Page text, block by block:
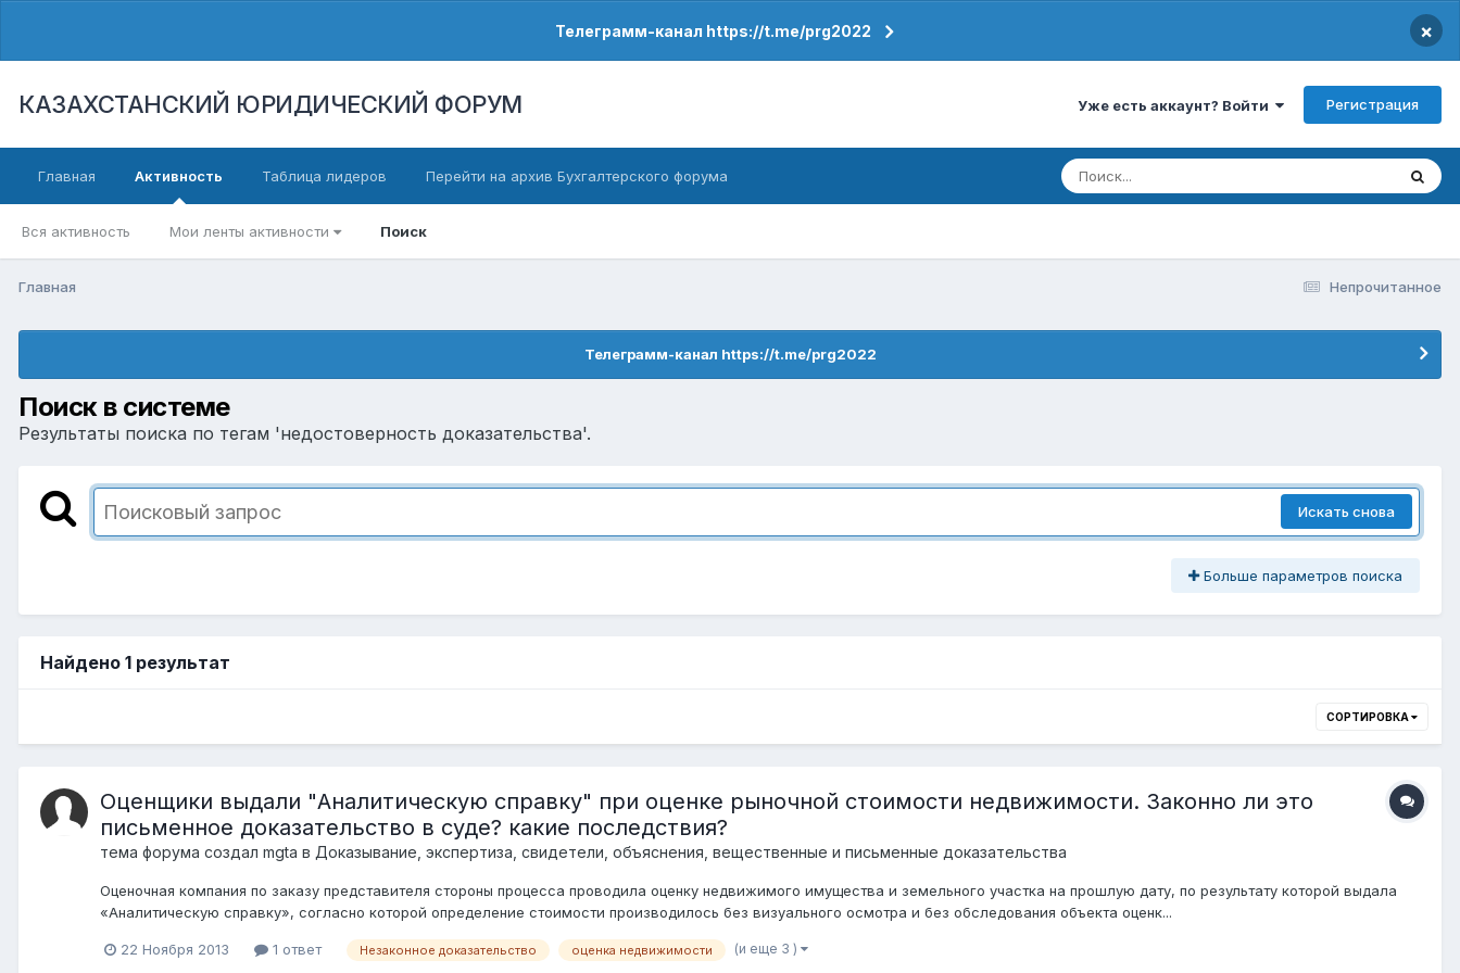
Телеграмм-канал https://t.me/prg2022 ×
КАЗАХСТАНСКИЙ ЮРИДИЧЕСКИЙ ФОРУМ Уже есть аккаунт? Войти Регистрация
Главная Активность
Вся активность Мои ленты активности Поиск
Таблица лидеров Перейти на архив Бухгалтерского форума
Непрочитанное
Главная
Телеграмм-канал https://t.me/prg2022
Поиск в системе
Результаты поиска по тегам 'недостоверность доказательства'.
Искать снова
Больше параметров поиска
Найдено 1 результат
СОРТИРОВКА
Оценщики выдали "Аналитическую справку" при оценке рыночной стоимости недвижимости. Законно ли это
письменное доказательство в суде? какие последствия?
тема форума создал mgta в Доказывание, экспертиза, свидетели, объяснения, вещественные и письменные доказательства
Оценочная компания по заказу представителя стороны процесса проводила оценку недвижимого имущества и земельного участка на прошлую дату, по результату которой выдала
«Аналитическую справку», согласно которой определение стоимости производилось без визуального осмотра и без обследования объекта оценк...
22 Ноября 2013 1 ответ Незаконное доказательство оценка недвижимости (и еще 3 )